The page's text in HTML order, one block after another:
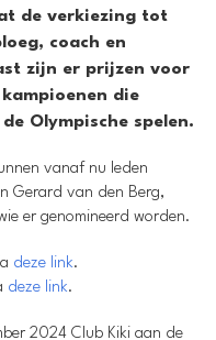
de verkiezing tot
coach en
zijn er prijzen voor
die
Olympische spelen.
vanaf nu leden
Gerard van den Berg,
er genomineerd worden.
deze link.
deze link.
2024 Club Kiki aan de